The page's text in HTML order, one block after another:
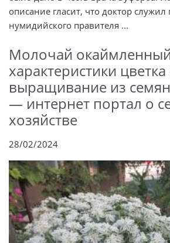
описание гласит, что доктор
нумидийского правителя ...
Молочай
характеристики
выращивание из
— интернет портал о
хозяйстве
28/02/2024